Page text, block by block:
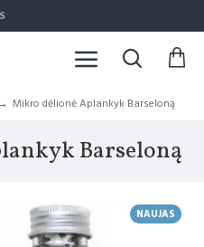
Mikro dėlionė Aplankyk Barseloną
Barseloną
NAUJAS